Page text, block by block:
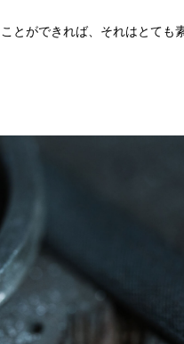
とができれば、それはとても